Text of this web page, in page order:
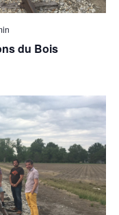
du Bois